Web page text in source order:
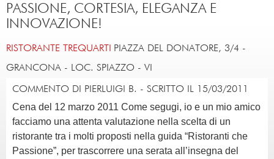
PASSIONE, CORTESIA, ELEGANZA E
INNOVAZIONE!
RISTORANTE TREQUARTI PIAZZA DEL DONATORE, 3/4 -
GRANCONA - LOC. SPIAZZO - VI
COMMENTO DI PIERLUIGI B. - SCRITTO IL 15/03/2011
Cena del 12 marzo 2011 Come segugi, io e un mio amico
facciamo una attenta valutazione nella scelta di un
ristorante tra i molti proposti nella guida “Ristoranti che
Passione”, per trascorrere una serata all’insegna del